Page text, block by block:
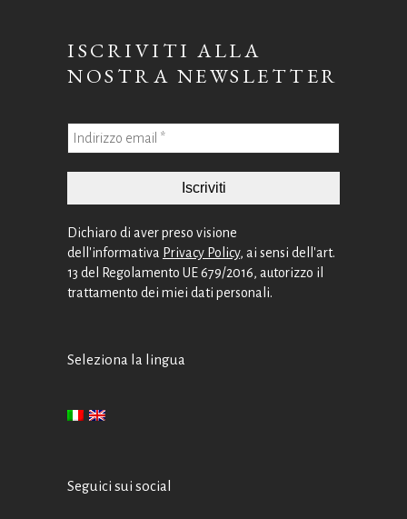
ISCRIVITI ALLA
NOSTRA NEWSLETTER
Dichiaro di aver preso visione
dell'informativa Privacy Policy, ai sensi dell'art.
13 del Regolamento UE 679/2016, autorizzo il
trattamento dei miei dati personali.
Seleziona la lingua
Seguici sui social